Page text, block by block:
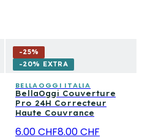
-25%
-20% EXTRA
BELLAOGGI ITALIA
BellaOggi Couverture
Pro 24H Correcteur
Haute Couvrance
6.00 CHF8.00 CHF